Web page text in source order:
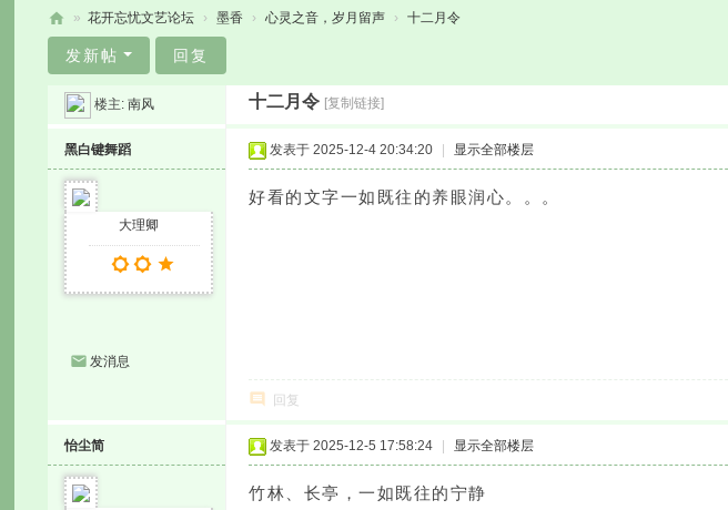
忘
忧
» 花开忘忧文艺论坛 › 墨香 › 心灵之音，岁月留声 › 十二月令
发新帖 回复
楼主:南风 十二月令 [复制链接]
黑白键舞蹈
大理卿
发消息
发表于 2025-12-4 20:34:20 显示全部楼层
好看的文字一如既往的养眼润心。。。
回复
怡尘简 发表于 2025-12-5 17:58:24 显示全部楼层
竹林、长亭，一如既往的宁静